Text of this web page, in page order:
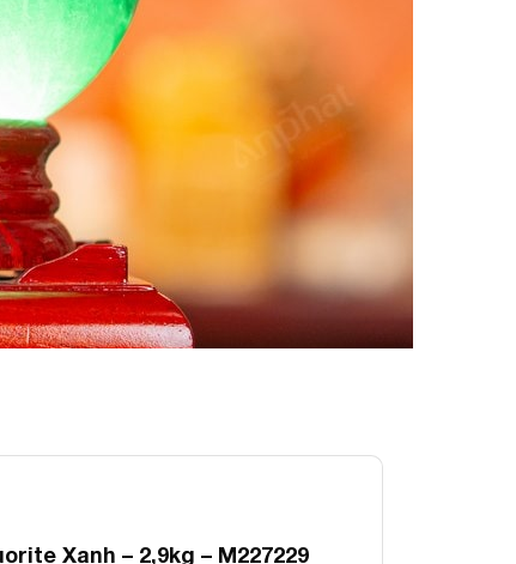
Xanh – 2,9kg – M227229